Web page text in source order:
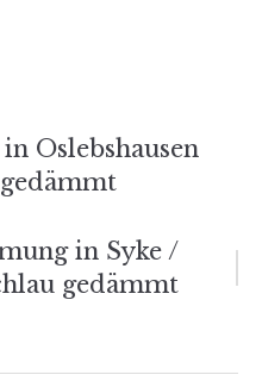
Oslebshausen
in Syke /
gedämmt